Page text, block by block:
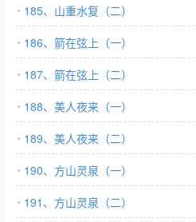
185、山重水复（二）
186、箭在弦上（一）
187、箭在弦上（二）
188、美人夜来（一）
189、美人夜来（二）
190、方山灵泉（一）
191、方山灵泉（二）